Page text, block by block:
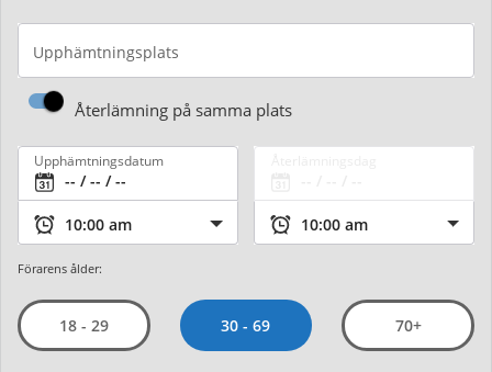
Upphämtningsplats
Återlämning på samma plats
Upphämtningsdatum
Förarens ålder:
18 - 29 30 - 69 70+